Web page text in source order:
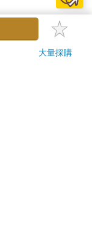
話要求您前往
當！
大量採購